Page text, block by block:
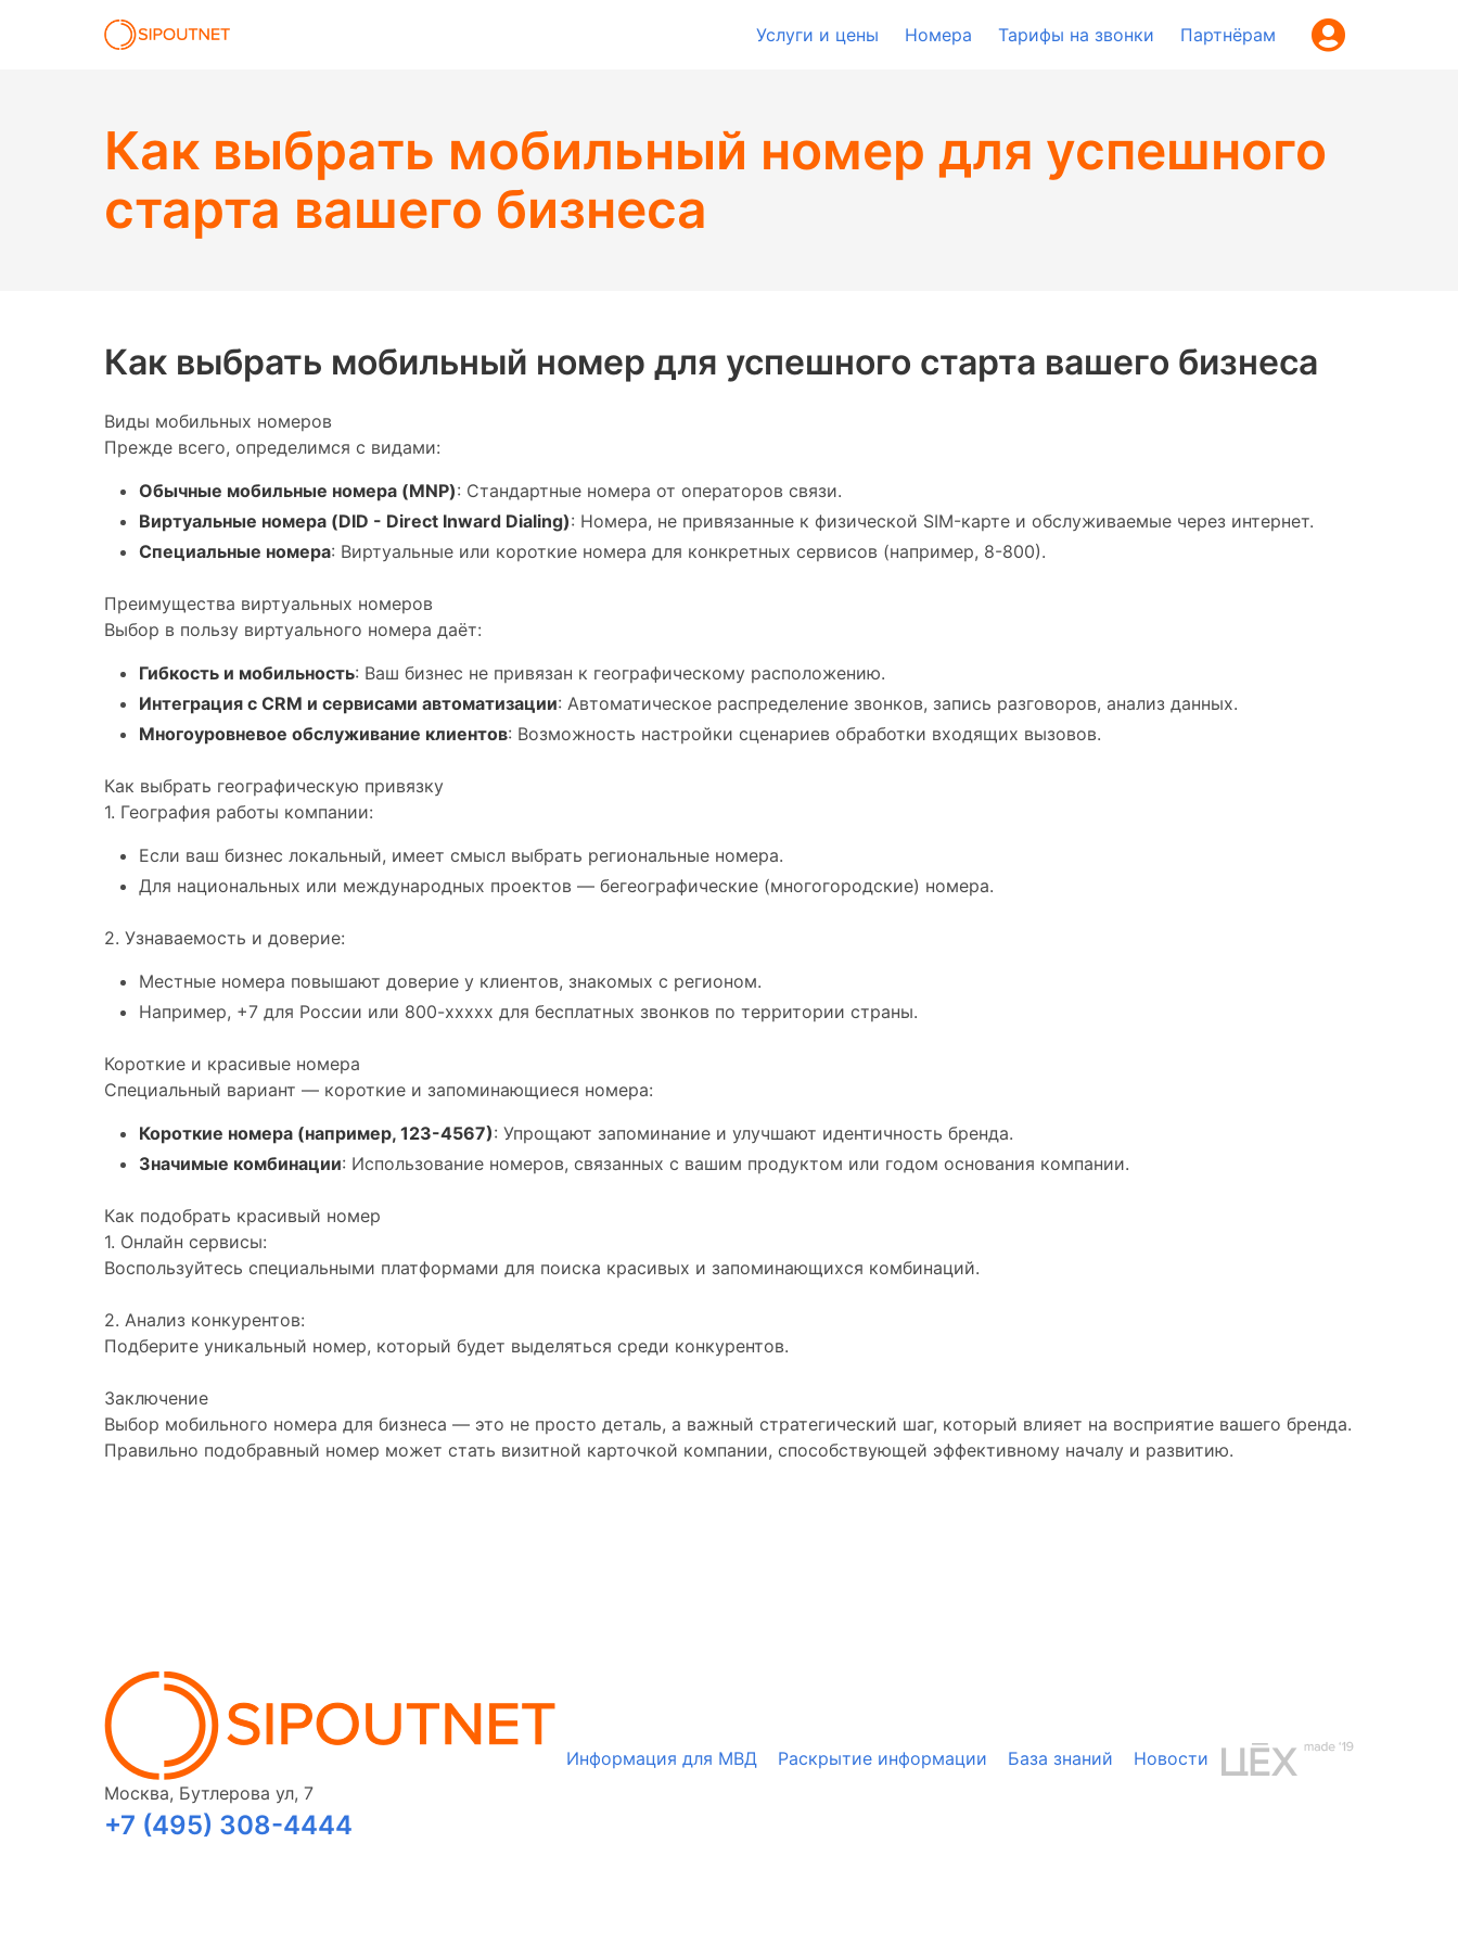
Услуги и цены Номера Тарифы на звонки Партнёрам
Как выбрать мобильный номер для успешного
старта вашего бизнеса
Как выбрать мобильный номер для успешного старта вашего бизнеса
Виды мобильных номеров
Прежде всего, определимся с видами:
Обычные мобильные номера (MNP): Стандартные номера от операторов связи.
Виртуальные номера (DID - Direct Inward Dialing): Номера, не привязанные к физической SIM-карте и обслуживаемые через интернет.
Специальные номера: Виртуальные или короткие номера для конкретных сервисов (например, 8-800).
Преимущества виртуальных номеров
Выбор в пользу виртуального номера даёт:
Гибкость и мобильность: Ваш бизнес не привязан к географическому расположению.
Интеграция с CRM и сервисами автоматизации: Автоматическое распределение звонков, запись разговоров, анализ данных.
Многоуровневое обслуживание клиентов: Возможность настройки сценариев обработки входящих вызовов.
Как выбрать географическую привязку
1. География работы компании:
Если ваш бизнес локальный, имеет смысл выбрать региональные номера.
Для национальных или международных проектов — бегеографические (многогородские) номера.
2. Узнаваемость и доверие:
Местные номера повышают доверие у клиентов, знакомых с регионом.
Например, +7 для России или 800-ххххх для бесплатных звонков по территории страны.
Короткие и красивые номера
Специальный вариант — короткие и запоминающиеся номера:
Короткие номера (например, 123-4567): Упрощают запоминание и улучшают идентичность бренда.
Значимые комбинации: Использование номеров, связанных с вашим продуктом или годом основания компании.
Как подобрать красивый номер
1. Онлайн сервисы:
Воспользуйтесь специальными платформами для поиска красивых и запоминающихся комбинаций.
2. Анализ конкурентов:
Подберите уникальный номер, который будет выделяться среди конкурентов.
Заключение
Выбор мобильного номера для бизнеса — это не просто деталь, а важный стратегический шаг, который влияет на восприятие вашего бренда.
Правильно подобравный номер может стать визитной карточкой компании, способствующей эффективному началу и развитию.
Москва, Бутлерова ул, 7
+7 (495) 308-4444
Информация для МВД Раскрытие информации База знаний Новости